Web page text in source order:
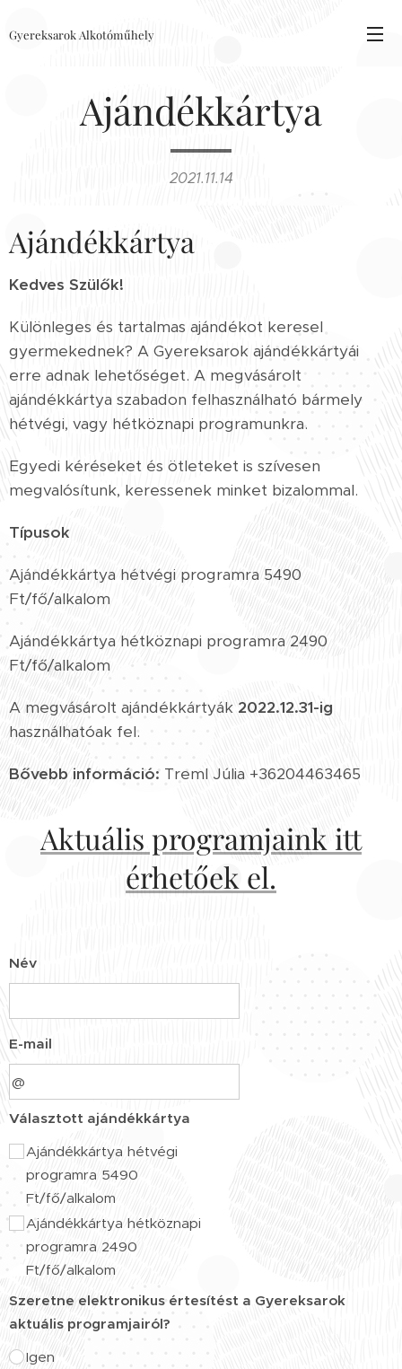
Gyereksarok Alkotóműhely
Ajándékkártya
2021.11.14
Ajándékkártya
Kedves Szülők!
Különleges és tartalmas ajándékot keresel
gyermekednek? A Gyereksarok ajándékkártyái
erre adnak lehetőséget. A megvásárolt
ajándékkártya szabadon felhasználható bármely
hétvégi, vagy hétköznapi programunkra.
Egyedi kéréseket és ötleteket is szívesen
megvalósítunk, keressenek minket bizalommal.
Típusok
Ajándékkártya hétvégi programra 5490
Ft/fő/alkalom
Ajándékkártya hétköznapi programra 2490
Ft/fő/alkalom
A megvásárolt ajándékkártyák 2022.12.31-ig
használhatóak fel.
Bővebb információ: Treml Júlia +36204463465
Aktuális programjaink itt
érhetőek el.
Név
E-mail
Választott ajándékkártya
Ajándékkártya hétvégi
programra 5490
Ft/fő/alkalom
Ajándékkártya hétköznapi
programra 2490
Ft/fő/alkalom
Szeretne elektronikus értesítést a Gyereksarok
aktuális programjairól?
Igen